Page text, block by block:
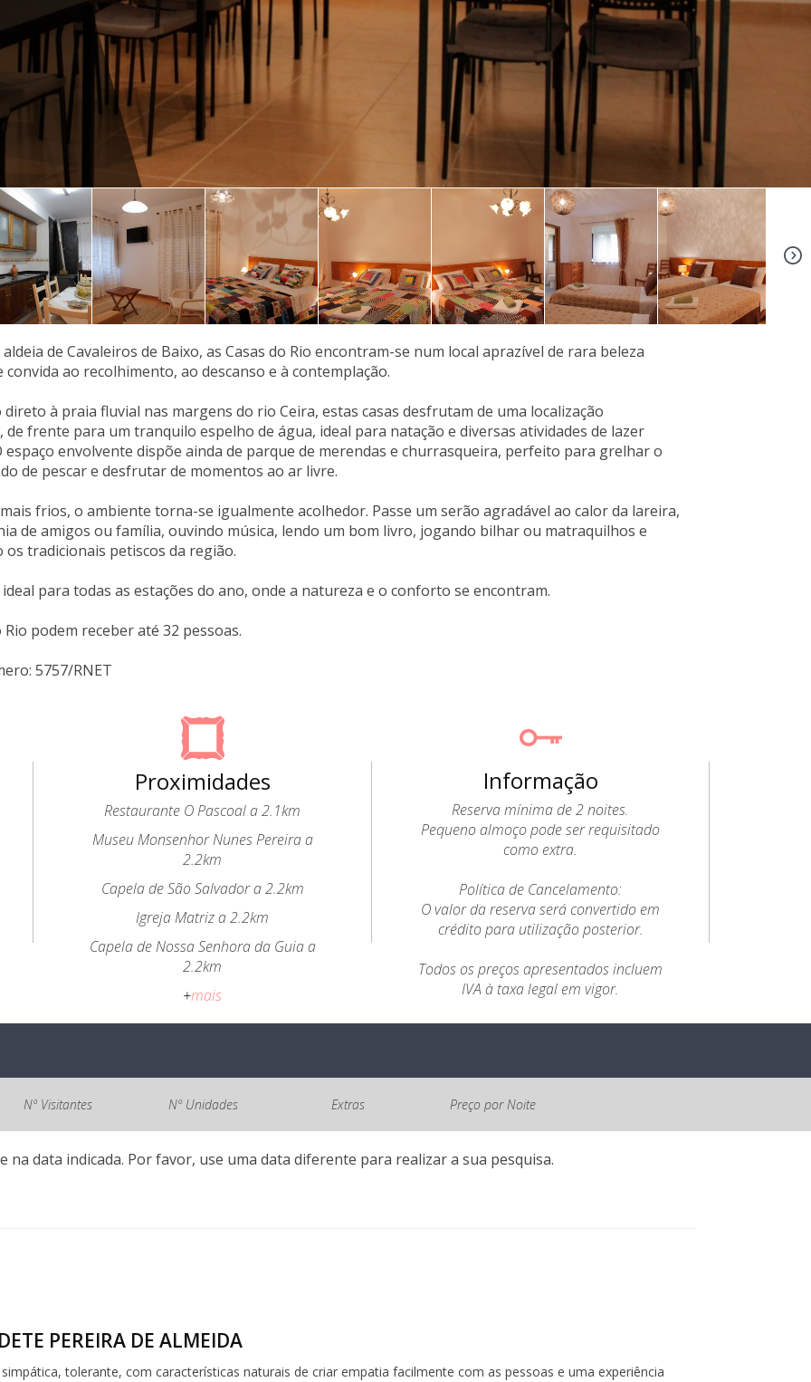
+39
de Cavaleiros de Baixo, as Casas do Rio encontram-se num local aprazível de rara beleza
convida ao recolhimento, ao descanso e à contemplação.
direto à praia fluvial nas margens do rio Ceira, estas casas desfrutam de uma localização
de frente para um tranquilo espelho de água, ideal para natação e diversas atividades de lazer
espaço envolvente dispõe ainda de parque de merendas e churrasqueira, perfeito para grelhar o
de pescar e desfrutar de momentos ao ar livre.
frios, o ambiente torna-se igualmente acolhedor. Passe um serão agradável ao calor da lareira,
de amigos ou família, ouvindo música, lendo um bom livro, jogando bilhar ou matraquilhos e
os tradicionais petiscos da região.
para todas as estações do ano, onde a natureza e o conforto se encontram.
Rio podem receber até 32 pessoas.
5757/RNET
Proximidades
Restaurante O Pascoal a 2.1km
Museu Monsenhor Nunes Pereira a
2.2km
Capela de São Salvador a 2.2km
Igreja Matriz a 2.2km
Capela de Nossa Senhora da Guia a
2.2km
+mais
Informação
Reserva mínima de 2 noites.
Pequeno almoço pode ser requisitado
como extra.
Política de Cancelamento:
O valor da reserva será convertido em
crédito para utilização posterior.
Todos os preços apresentados incluem
IVA à taxa legal em vigor.
Nº Visitantes Nº Unidades Extras Preço por Noite
na data indicada. Por favor, use uma data diferente para realizar a sua pesquisa.
PEREIRA DE ALMEIDA
tolerante, com características naturais de criar empatia facilmente com as pessoas e uma experiência